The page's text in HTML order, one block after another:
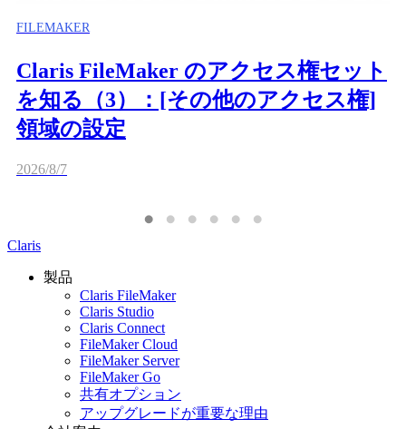
FILEMAKER
Claris FileMaker のアクセス権セット
を知る（3）：[その他のアクセス権]
領域の設定
2026/8/7
Claris
製品
Claris FileMaker
Claris Studio
Claris Connect
FileMaker Cloud
FileMaker Server
FileMaker Go
共有オプション
アップグレードが重要な理由